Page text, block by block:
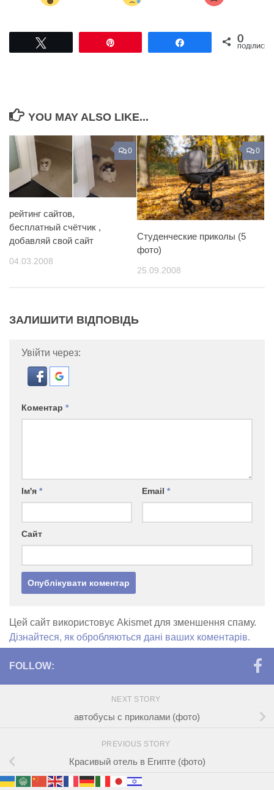
Поділитися0
ПОДІЛИСЬ
YOU MAY ALSO LIKE...
0
рейтинг сайтов,
бесплатный счётчик ,
добавляй свой сайт
04.03.2008
0
Студенческие приколы (5
фото)
25.09.2008
ЗАЛИШИТИ ВІДПОВІДЬ
Увійти через:
Коментар *
Ім'я * Email *
Сайт
Цей сайт використовує Akismet для зменшення спаму.
Дізнайтеся, як обробляються дані ваших коментарів.
FOLLOW:
NEXT STORY
автобусы с приколами (фото)
PREVIOUS STORY
Красивый отель в Египте (фото)